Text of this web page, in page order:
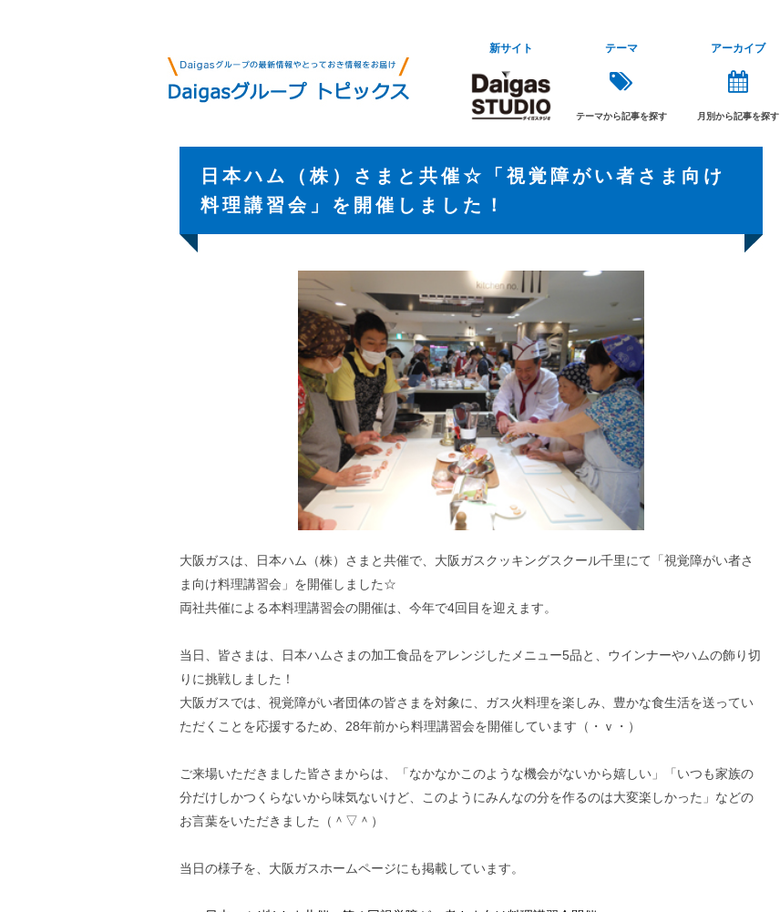
新サイト テーマ
テーマから記事を探す
アーカイブ
月別から記事を探す
日本ハム（株）さまと共催☆「視覚障がい者さま向け
料理講習会」を開催しました！
大阪ガスは、日本ハム（株）さまと共催で、大阪ガスクッキングスクール千里にて「視覚障がい者さ
ま向け料理講習会」を開催しました☆
両社共催による本料理講習会の開催は、今年で4回目を迎えます。
当日、皆さまは、日本ハムさまの加工食品をアレンジしたメニュー5品と、ウインナーやハムの飾り切
りに挑戦しました！
大阪ガスでは、視覚障がい者団体の皆さまを対象に、ガス火料理を楽しみ、豊かな食生活を送ってい
ただくことを応援するため、28年前から料理講習会を開催しています（・ｖ・）
ご来場いただきました皆さまからは、「なかなかこのような機会がないから嬉しい」「いつも家族の
分だけしかつくらないから味気ないけど、このようにみんなの分を作るのは大変楽しかった」などの
お言葉をいただきました（＾▽＾）
当日の様子を、大阪ガスホームページにも掲載しています。